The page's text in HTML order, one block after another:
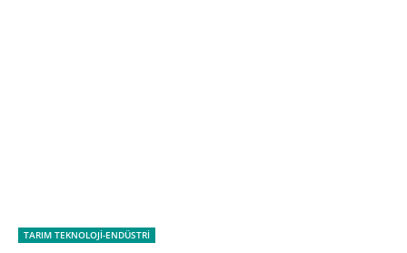
TARIM TEKNOLOJİ-ENDÜSTRİ